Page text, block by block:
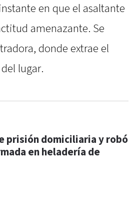
en que el asaltante
amenazante. Se
donde extrae el
lugar.
prisión domiciliaria y robó
en heladería de